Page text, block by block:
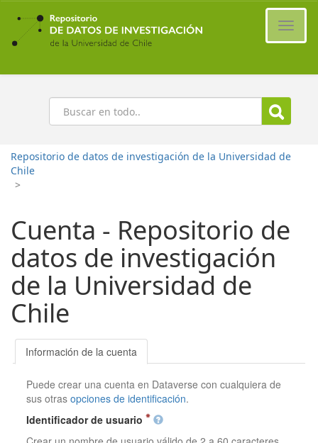
Ir
contenido
principal
Buscar
Repositorio de datos de investigación de la Universidad de
Chile
>
Cuenta - Repositorio de
datos de investigación
de la Universidad de
Chile
Información de la cuenta
Puede crear una cuenta en Dataverse con cualquiera de
sus otrasopciones de identificación.
Identificador de usuario